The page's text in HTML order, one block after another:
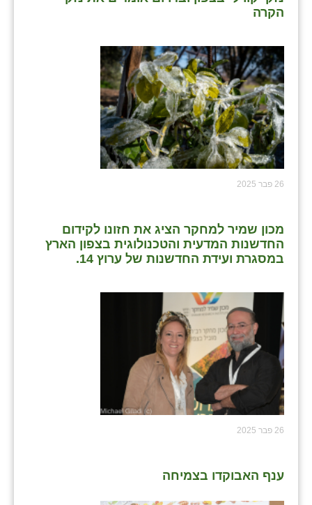
הקרה
26 פבר 2025
מכון שמיר למחקר הציג את חזונו לקידום
החדשנות המדעית והטכנולוגית בצפון הארץ
במסגרת ועידת החדשנות של ערוץ 14.
26 פבר 2025
ענף האבוקדו בצמיחה